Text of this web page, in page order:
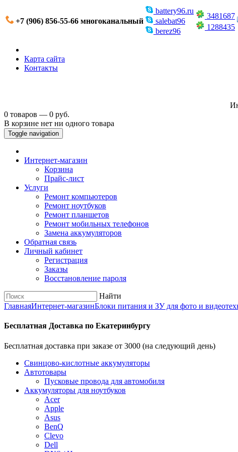
+7 (906) 856-55-66 многоканальный
battery96.ru
salebat96
berez96
3481687
1288435
Карта сайта
Контакты
0 товаров — 0 руб.
В корзине нет ни одного товара
Toggle navigation
Интернет-магазин
Корзина
Прайс-лист
Услуги
Ремонт компьютеров
Ремонт ноутбуков
Ремонт планшетов
Ремонт мобильных телефонов
Замена аккумуляторов
Обратная связь
Личный кабинет
Регистрация
Заказы
Восстановление пароля
Найти
ГлавнаяИнтернет-магазинБлоки питания и ЗУ для фото и
Бесплатная Доставка по Екатеринбургу
Бесплатная доставка при заказе от 3000 (на следующий день)
Cвинцово-кислотные аккумуляторы
Автотовары
Пусковые провода для автомобиля
Аккумуляторы для ноутбуков
Acer
Apple
Asus
BenQ
Clevo
Dell